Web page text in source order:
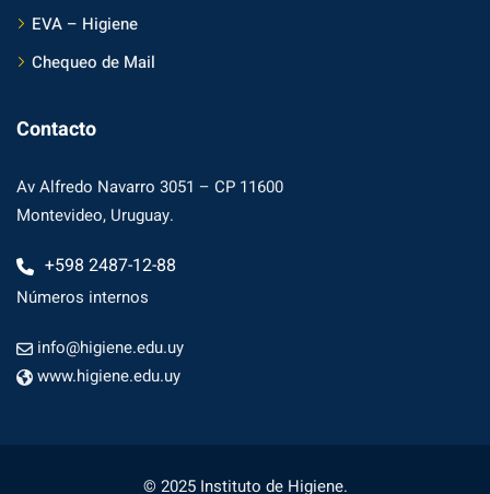
EVA – Higiene
Chequeo de Mail
Contacto
Av Alfredo Navarro 3051 – CP 11600
Montevideo, Uruguay.
+598 2487-12-88
Números internos
info@higiene.edu.uy
www.higiene.edu.uy
© 2025 Instituto de Higiene.